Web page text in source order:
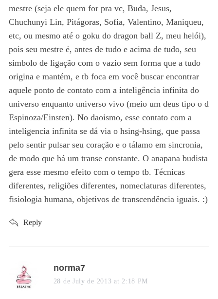
mestre (seja ele quem for pra vc, Buda, Jesus,
Chuchunyi Lin, Pitágoras, Sofia, Valentino, Maniqueu,
etc, ou mesmo até o goku do dragon ball Z, meu helói),
pois seu mestre é, antes de tudo e acima de tudo, seu
simbolo de ligação com o vazio sem forma que a tudo
origina e mantém, e tb foca em você buscar encontrar
aquele ponto de contato com a inteligência infinita do
universo enquanto universo vivo (meio um deus tipo o d
Espinoza/Einsten). No daoismo, esse contato com a
inteligencia infinita se dá via o hsing-hsing, que passa
pelo sentir pulsar seu coração e o tálamo em sincronia,
de modo que há um transe constante. O anapana budista
gera esse mesmo efeito com o tempo tb. Técnicas
diferentes, religiões diferentes, nomeclaturas diferentes,
fisiologia humana, objetivos de transcendência iguais. :)
Reply
s
a
norma7
28 de July de 2013 at 2:18 PM
S
e
a
c
: